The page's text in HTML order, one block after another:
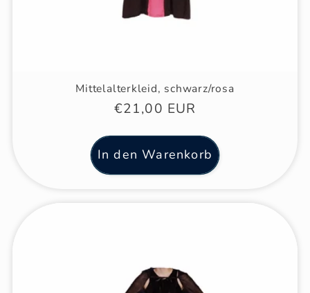
Mittelalterkleid, schwarz/rosa
Normaler
€21,00 EUR
In den Warenkorb